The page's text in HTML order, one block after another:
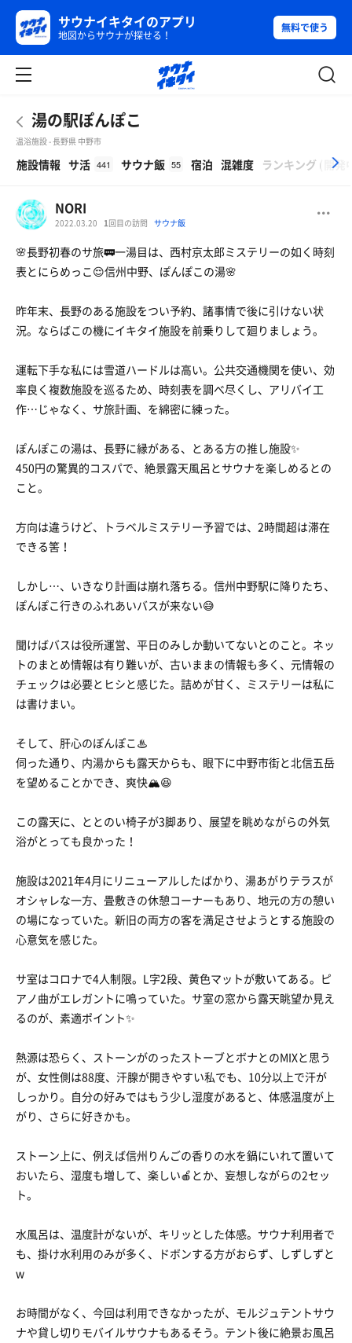
サウナイキタイのアプリ
地図からサウナが探せる！
無料で使う
湯の駅ぽんぽこ
温浴施設 - 長野県 中野市
施設情報 サ活 441 サウナ飯 55 宿泊 混雑度 ランキング ( 開発
NORI
2022.03.20 1回目の訪問 サウナ飯
🌸長野初春のサ旅🚃一湯目は、西村京太郎ミステリーの如く時刻
表とにらめっこ😌信州中野、ぽんぽこの湯🌸
昨年末、長野のある施設をつい予約、諸事情で後に引けない状
況。ならばこの機にイキタイ施設を前乗りして廻りましょう。
運転下手な私には雪道ハードルは高い。公共交通機関を使い、効
率良く複数施設を巡るため、時刻表を調べ尽くし、アリバイ工
作…じゃなく、サ旅計画、を綿密に練った。
ぽんぽこの湯は、長野に縁がある、とある方の推し施設✨
450円の驚異的コスパで、絶景露天風呂とサウナを楽しめるとの
こと。
方向は違うけど、トラベルミステリー予習では、2時間超は滞在
できる筈！
しかし…、いきなり計画は崩れ落ちる。信州中野駅に降りたち、
ぽんぽこ行きのふれあいバスが来ない😅
聞けばバスは役所運営、平日のみしか動いてないとのこと。ネッ
トのまとめ情報は有り難いが、古いままの情報も多く、元情報の
チェックは必要とヒシと感じた。詰めが甘く、ミステリーは私に
は書けまい。
そして、肝心のぽんぽこ♨
伺った通り、内湯からも露天からも、眼下に中野市街と北信五岳
を望めることかでき、爽快🏔😆
この露天に、ととのい椅子が3脚あり、展望を眺めながらの外気
浴がとっても良かった！
施設は2021年4月にリニューアルしたばかり、湯あがりテラスが
オシャレな一方、畳敷きの休憩コーナーもあり、地元の方の憩い
の場になっていた。新旧の両方の客を満足させようとする施設の
心意気を感じた。
サ室はコロナで4人制限。L字2段、黄色マットが敷いてある。ピ
アノ曲がエレガントに鳴っていた。サ室の窓から露天眺望か見え
るのが、素適ポイント✨
熱源は恐らく、ストーンがのったストーブとボナとのMIXと思う
が、女性側は88度、汗腺が開きやすい私でも、10分以上で汗が
しっかり。自分の好みではもう少し湿度があると、体感温度が上
がり、さらに好きかも。
ストーン上に、例えば信州りんごの香りの水を鍋にいれて置いて
おいたら、湿度も増して、楽しい🍎とか、妄想しながらの2セッ
ト。
水風呂は、温度計がないが、キリッとした体感。サウナ利用者で
も、掛け水利用のみが多く、ドボンする方がおらず、しずしずと
w
お時間がなく、今回は利用できなかったが、モルジュテントサウ
ナや貸し切りモバイルサウナもあるそう。テント後に絶景お風呂